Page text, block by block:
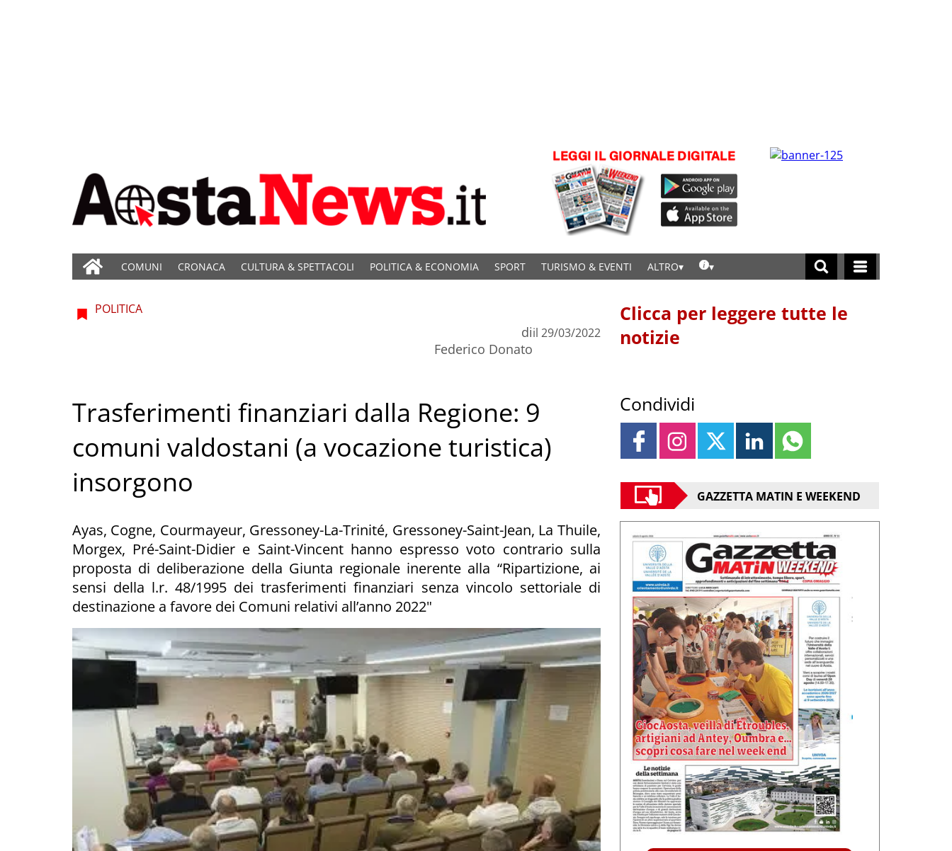
COMUNI CRONACA CULTURA & SPETTACOLI POLITICA & ECONOMIA SPORT TURISMO & EVENTI ALTRO
POLITICA
di
Federico Donato
il 29/03/2022
Trasferimenti finanziari dalla Regione: 9
comuni valdostani (a vocazione turistica)
insorgono
Ayas, Cogne, Courmayeur, Gressoney-La-Trinité, Gressoney-Saint-Jean, La Thuile,
Morgex, Pré-Saint-Didier e Saint-Vincent hanno espresso voto contrario sulla
proposta di deliberazione della Giunta regionale inerente alla “Ripartizione, ai
sensi della l.r. 48/1995 dei trasferimenti finanziari senza vincolo settoriale di
destinazione a favore dei Comuni relativi all’anno 2022"
Clicca per leggere tutte le
notizie
Condividi
GAZZETTA MATIN E WEEKEND